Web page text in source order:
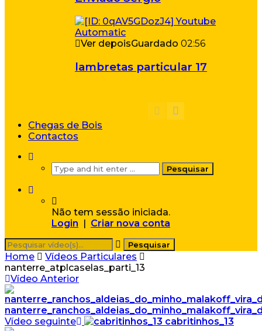
Ver depoisGuardado 02:56
lambretas particular 17
Chegas de Bois
Contactos
Não tem sessão iniciada.
Login
Criar nova conta
Home
Vídeos Particulares
nanterre_atplcaselas_parti_13
Vídeo Anterior
Vídeo seguinte
cabritinhos_13